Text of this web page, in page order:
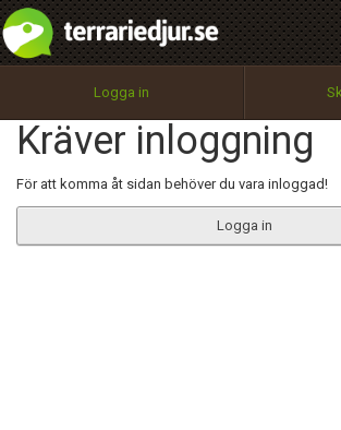
Logga in
Kräver inloggning
För att komma åt sidan behöver du vara inloggad!
Logga in
Utför
100%
OK
integritetspolicy
Namn:
Epost:
Begär nytt lösenord